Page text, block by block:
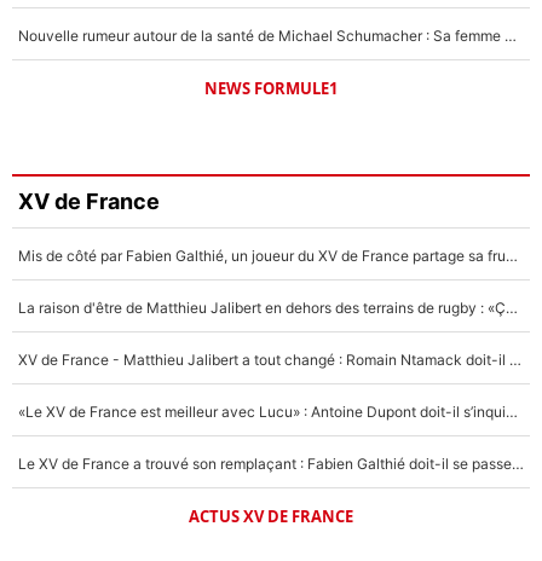
Nouvelle rumeur autour de la santé de Michael Schumacher : Sa femme Corinna sort du silence
NEWS FORMULE1
XV de France
Mis de côté par Fabien Galthié, un joueur du XV de France partage sa frustration : «ils ne me l’ont pas dit tout de suite»
La raison d'être de Matthieu Jalibert en dehors des terrains de rugby : «Ça m'atteint autant que si tu touches à un membre de ma famille»
XV de France - Matthieu Jalibert a tout changé : Romain Ntamack doit-il s’inquiéter pour sa place à un an de la Coupe du monde ?
«Le XV de France est meilleur avec Lucu» : Antoine Dupont doit-il s’inquiéter pour sa place ?
Le XV de France a trouvé son remplaçant : Fabien Galthié doit-il se passer d'Antoine Dupont ?
ACTUS XV DE FRANCE